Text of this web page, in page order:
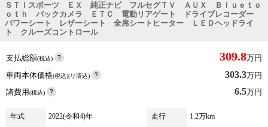
ＳＴＩスポーツ ＥＸ 純正ナビ フルセグＴＶ ＡＵＸ Ｂｌｕｅｔｏ
ｏｔｈ バックカメラ ＥＴＣ 電動リアゲート ドライブレコーダー
パワーシート レザーシート 全席シートヒーター ＬＥＤヘッドライ
ト クルーズコントロール
支払総額(税込) 309.8万円
車両本体価格(税込)(リ済込) 303.3万円
諸費用(税込) 6.5万円
年式 2022(令和4)年 走行
1.2万km